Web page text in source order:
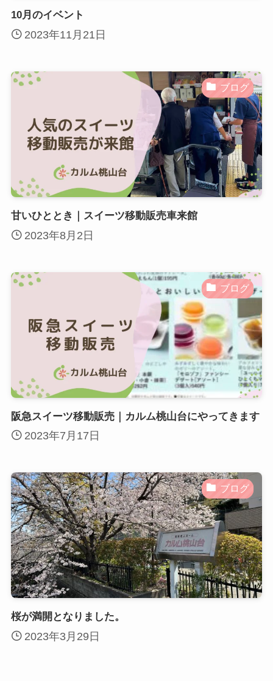
10月のイベント
2023年11月21日
ブログ
甘いひととき｜スイーツ移動販売車来館
2023年8月2日
ブログ
阪急スイーツ移動販売｜カルム桃山台にやってきます
2023年7月17日
ブログ
桜が満開となりました。
2023年3月29日